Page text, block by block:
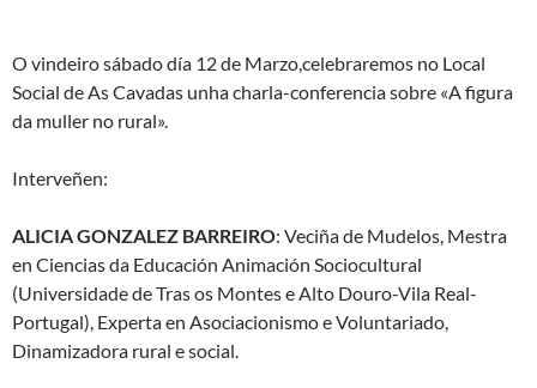
O vindeiro sábado día 12 de Marzo,celebraremos no Local
Social de As Cavadas unha charla-conferencia sobre «A figura
da muller no rural».
Interveñen:
ALICIA GONZALEZ BARREIRO: Veciña de Mudelos, Mestra
en Ciencias da Educación Animación Sociocultural
(Universidade de Tras os Montes e Alto Douro-Vila Real-
Portugal), Experta en Asociacionismo e Voluntariado,
Dinamizadora rural e social.